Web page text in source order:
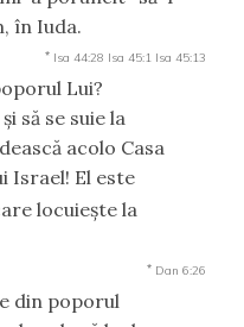
în Iuda.
* Isa 44:28 Isa 45:1 Isa 45:13
Lui?
să se suie la
acolo Casa
Israel! El este
locuieşte la
* Dan 6:26
din poporul